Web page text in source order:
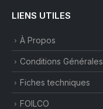
LIENS UTILES
À Propos
Conditions
Fiches techniques
FOILCO